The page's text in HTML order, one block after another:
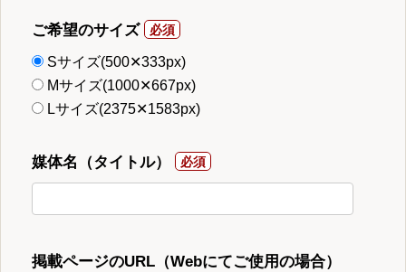
ご希望のサイズ
Sサイズ(500✕333px)
Mサイズ(1000✕667px)
Lサイズ(2375✕1583px)
媒体名（タイトル）
掲載ページのURL（Webにてご使用の場合）